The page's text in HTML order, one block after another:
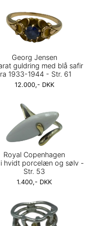
Georg Jensen
guldring med blå safir
1933-1944 - Str. 61
12.000,- DKK
Royal Copenhagen
i hvidt porcelæn og sølv -
Str. 53
1.400,- DKK